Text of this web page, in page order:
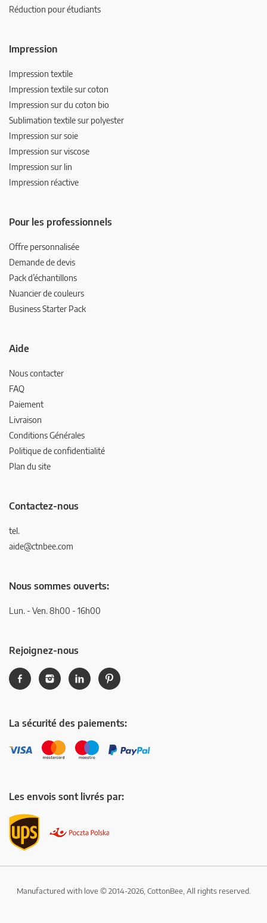
Réduction pour étudiants
Impression
Impression textile
Impression textile sur coton
Impression sur du coton bio
Sublimation textile sur polyester
Impression sur soie
Impression sur viscose
Impression sur lin
Impression réactive
Pour les professionnels
Offre personnalisée
Demande de devis
Pack d’échantillons
Nuancier de couleurs
Business Starter Pack
Aide
Nous contacter
FAQ
Paiement
Livraison
Conditions Générales
Politique de confidentialité
Plan du site
Contactez-nous
tel.
aide@ctnbee.com
Nous sommes ouverts:
Lun. - Ven. 8h00 - 16h00
Rejoignez-nous
La sécurité des paiements:
Les envois sont livrés par:
Manufactured with love © 2014-2026, CottonBee, All rights reserved.